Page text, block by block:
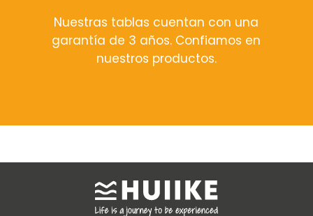
Nuestras tablas cuentan con una
garantía de 3 años. Confiamos en
nuestros productos.